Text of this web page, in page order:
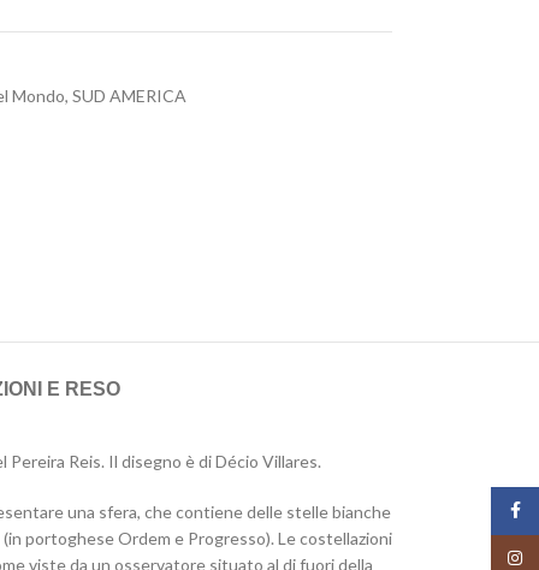
Mondo, SUD AMERICA
E RESO
Reis. Il disegno è di Décio Villares.
una sfera, che contiene delle stelle bianche
portoghese Ordem e Progresso). Le costellazioni
viste da un osservatore situato al di fuori della